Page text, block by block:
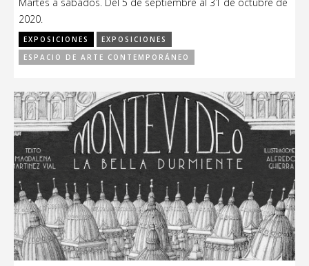
2020.
EXPOSICIONES
EXPOSICIONES
ESPACIO DE ARTE CONTEMPORÁNEO